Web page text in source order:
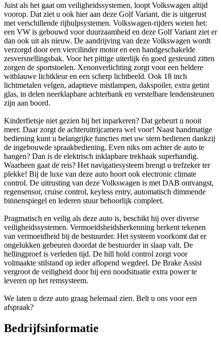
Juist als het gaat om veiligheidssystemen, loopt Volkswagen altijd
voorop. Dat ziet u ook hier aan deze Golf Variant, die is uitgerust
met verschillende rijhulpsystemen. Volkswagen-rijders weten het:
een VW is gebouwd voor duurzaamheid en deze Golf Variant ziet er
dan ook uit als nieuw. De aandrijving van deze Volkswagen wordt
verzorgd door een viercilinder motor en een handgeschakelde
zesversnellingsbak. Voor het pittige uiterlijk én goed gesteund zitten
zorgen de sportstoelen. Xenonverlichting zorgt voor een heldere
witblauwe lichtkleur en een scherp lichtbeeld. Ook 18 inch
lichtmetalen velgen, adaptieve mistlampen, dakspoiler, extra getint
glas, in delen neerklapbare achterbank en verstelbare lendensteunen
zijn aan boord.
Kinderfietsje niet gezien bij het inparkeren? Dat gebeurt u nooit
meer. Daar zorgt de achteruitrijcamera wel voor! Naast handmatige
bediening kunt u belangrijke functies met uw stem bedienen dankzij
de ingebouwde spraakbediening. Even niks om achter de auto te
hangen? Dan is de elektrisch inklapbare trekhaak superhandig.
Waarheen gaat de reis? Het navigatiesysteem brengt u trefzeker ter
plekke! Bij de luxe van deze auto hoort ook electronic climate
control. De uitrusting van deze Volkswagen is met DAB ontvangst,
regensensor, cruise control, keyless entry, automatisch dimmende
binnenspiegel en lederen stuur behoorlijk compleet.
Pragmatisch en veilig als deze auto is, beschikt hij over diverse
veiligheidssystemen. Vermoeidsheidsherkenning herkent tekenen
van vermoeidheid bij de bestuurder. Het systeem voorkomt dat er
ongelukken gebeuren doordat de bestuurder in slaap valt. De
hellingproef is verleden tijd. De hill hold control zorgt voor
volmaakte stilstand op ieder aflopend wegdeel. De Brake Assist
vergroot de veiligheid door bij een noodsituatie extra power te
leveren op het remsysteem.
We laten u deze auto graag helemaal zien. Belt u ons voor een
afspraak?
Bedrijfsinformatie